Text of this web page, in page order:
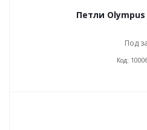
Петли Olympus
Под
Код: